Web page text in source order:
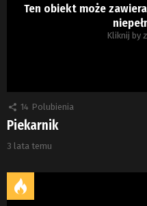
Ten obiekt może
Kliknij by
14 Polubienia
Piekarnik
3 lata temu